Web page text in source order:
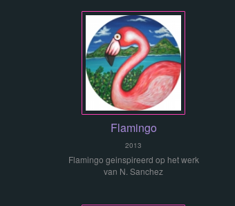
Flamingo
2013
Flamingo geinspireerd op het werk
van N. Sanchez